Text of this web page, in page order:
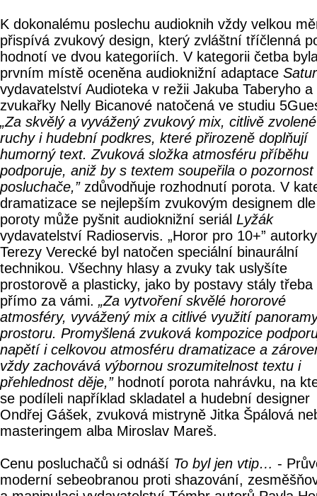
K dokonalému poslechu audioknih vždy velkou
přispívá zvukový design, který zvláštní tříčlenná
hodnotí ve dvou kategoriích. V kategorii četba
prvním místě oceněna audioknižní adaptace
vydavatelství Audioteka v režii Jakuba Taberyho a
zvukařky Nelly Bicanové natočená ve studiu
„Za skvělý a vyvážený zvukový mix, citlivě zvolené
ruchy i hudební podkres, které přirozeně doplňují
humorný text. Zvuková složka atmosféru příběhu
podporuje, aniž by s textem soupeřila o pozornost
posluchače,”zdůvodňuje rozhodnutí porota. V
dramatizace se nejlepším zvukovým designem dle
poroty může pyšnit audioknižní seriál Lyžák
vydavatelství Radioservis. „Horor pro 10+” autorky
Terezy Verecké byl natočen speciální binaurální
technikou. Všechny hlasy a zvuky tak uslyšíte
prostorově a plasticky, jako by postavy stály třeba
přímo za vámi. „Za vytvoření skvělé hororové
atmosféry, vyvážený mix a citlivé využití
prostoru. Promyšlená zvuková kompozice
napětí i celkovou atmosféru dramatizace a
vždy zachovává výbornou srozumitelnost textu i
přehlednost děje,”hodnotí porota nahrávku, na
se podíleli například skladatel a hudební designer
Ondřej Gášek, zvuková mistryně Jitka Špálová
masteringem alba Miroslav Mareš.
Cenu posluchačů si odnáší To byl jen vtip… -
moderní sebeobranou proti shazování,